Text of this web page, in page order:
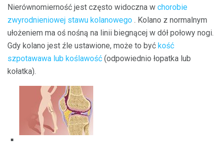
Nierównomierność jest często widoczna w chorobie
zwyrodnieniowej stawu kolanowego . Kolano z normalnym
ułożeniem ma oś nośną na linii biegnącej w dół połowy nogi.
Gdy kolano jest źle ustawione, może to być kość
szpotawawa lub koślawość (odpowiednio łopatka lub
kołatka).